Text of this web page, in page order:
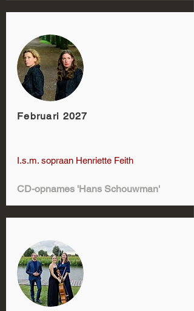
Februari 2027
I.s.m. sopraan Henriette Feith
CD-opnames 'Hans Schouwman'